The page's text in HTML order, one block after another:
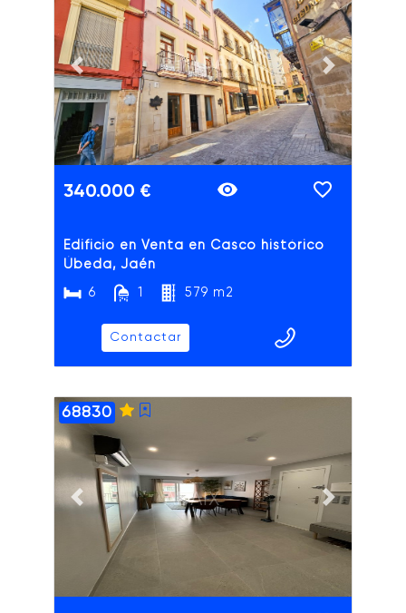
Previous slide Next slide
ADAIX
340.000 €
Edificio en Venta en Casco histórico
Úbeda, Jaén
6 1 579 m2
Contactar
Previous slide Next slide
ADAIX
68830